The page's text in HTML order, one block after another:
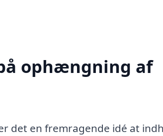
ophængning af
det en fremragende idé at